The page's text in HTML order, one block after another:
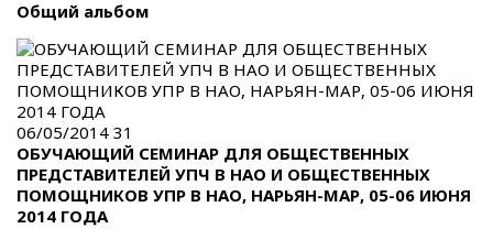
Общий альбом
06/05/2014 31
ОБУЧАЮЩИЙ СЕМИНАР ДЛЯ ОБЩЕСТВЕННЫХ
ПРЕДСТАВИТЕЛЕЙ УПЧ В НАО И ОБЩЕСТВЕННЫХ
ПОМОЩНИКОВ УПР В НАО, НАРЬЯН-МАР, 05-06 ИЮНЯ
2014 ГОДА